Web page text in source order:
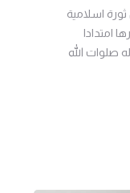
اسلامية
امتدادا
صلوات الله